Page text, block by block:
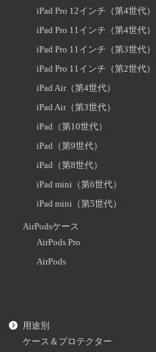
iPad Pro 12インチ（第4世代）
iPad Pro 11インチ（第4世代）
iPad Pro 11インチ（第3世代）
iPad Pro 11インチ（第2世代）
iPad Air（第4世代）
iPad Air（第3世代）
iPad（第10世代）
iPad（第9世代）
iPad（第8世代）
iPad mini（第6世代）
iPad mini（第5世代）
AirPodsケース
AirPods Pro
AirPods
用途別
ケース＆プロテクター